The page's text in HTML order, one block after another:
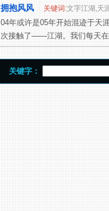
拥抱风风 关键词:文字江湖,天
04年或许是05年开始混迹于天
次接触了——江湖。我们每天在
关键字：